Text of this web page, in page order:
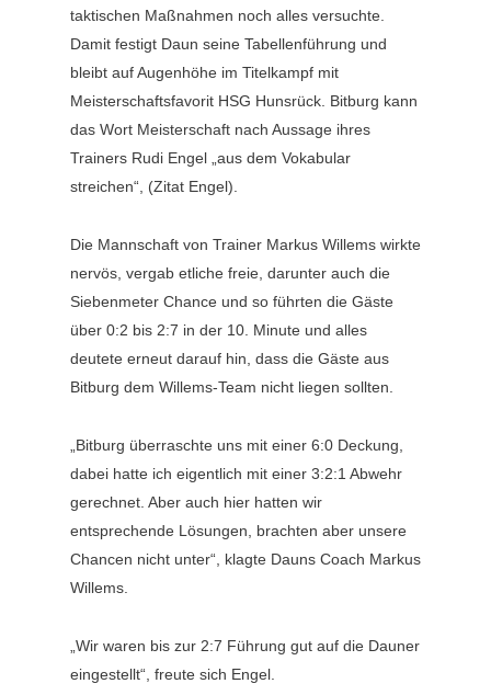
taktischen Maßnahmen noch alles versuchte.
Damit festigt Daun seine Tabellenführung und
bleibt auf Augenhöhe im Titelkampf mit
Meisterschaftsfavorit HSG Hunsrück. Bitburg kann
das Wort Meisterschaft nach Aussage ihres
Trainers Rudi Engel „aus dem Vokabular
streichen“, (Zitat Engel).
Die Mannschaft von Trainer Markus Willems wirkte
nervös, vergab etliche freie, darunter auch die
Siebenmeter Chance und so führten die Gäste
über 0:2 bis 2:7 in der 10. Minute und alles
deutete erneut darauf hin, dass die Gäste aus
Bitburg dem Willems-Team nicht liegen sollten.
„Bitburg überraschte uns mit einer 6:0 Deckung,
dabei hatte ich eigentlich mit einer 3:2:1 Abwehr
gerechnet. Aber auch hier hatten wir
entsprechende Lösungen, brachten aber unsere
Chancen nicht unter“, klagte Dauns Coach Markus
Willems.
„Wir waren bis zur 2:7 Führung gut auf die Dauner
eingestellt“, freute sich Engel.